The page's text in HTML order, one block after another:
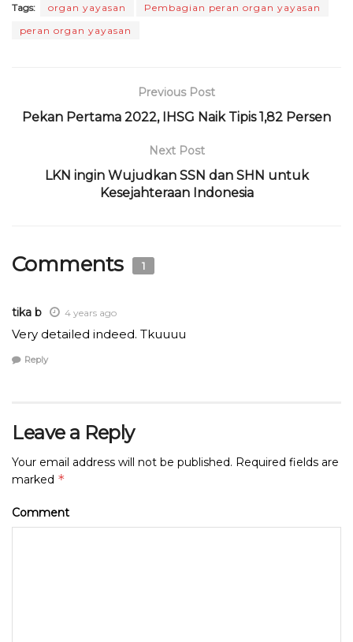
c
e
o
it
te
a
ts
p
e
m
re
s
ai n ai
Tags: organ yayasan
Pembagian peran organ yayasan
peran organ yayasan
Previous Post
Pekan Pertama 2022, IHSG Naik Tipis 1,82 Persen
Next Post
LKN ingin Wujudkan SSN dan SHN untuk
Kesejahteraan Indonesia
Comments 1
tika b 4 years ago
Very detailed indeed. Tkuuuu
Reply
Leave a Reply
Your email address will not be published. Required fields are
marked *
Comment